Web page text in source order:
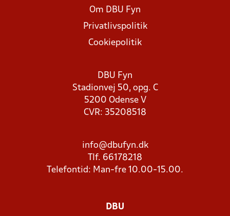
Om DBU Fyn
Privatlivspolitik
Cookiepolitik
DBU Fyn
Stadionvej 50, opg. C
5200 Odense V
CVR: 35208518
info@dbufyn.dk
Tlf. 66178218
Telefontid: Man-fre 10.00-15.00.
DBU